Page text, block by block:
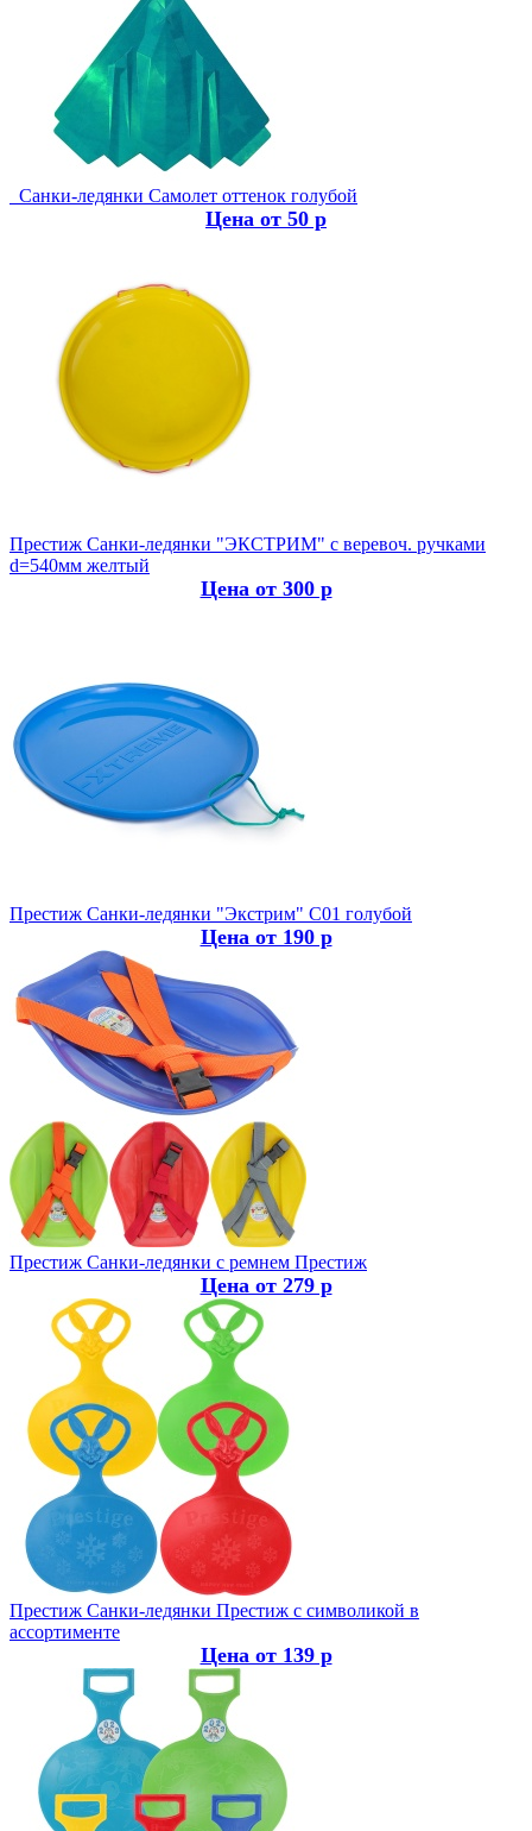
Санки-ледянки Самолет оттенок голубой
Цена от 50 р
Престиж Санки-ледянки "ЭКСТРИМ" с веревоч. ручками
d=540мм желтый
Цена от 300 р
Престиж Санки-ледянки "Экстрим" С01 голубой
Цена от 190 р
Престиж Санки-ледянки с ремнем Престиж
Цена от 279 р
Престиж Санки-ледянки Престиж с символикой в
ассортименте
Цена от 139 р